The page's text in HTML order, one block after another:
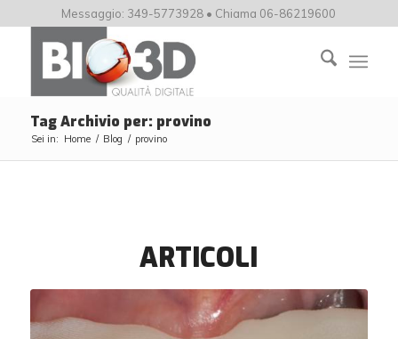
Messaggio: 349-5773928 • Chiama 06-86219600
Tag Archivio per: provino
Sei in: Home / Blog / provino
ARTICOLI